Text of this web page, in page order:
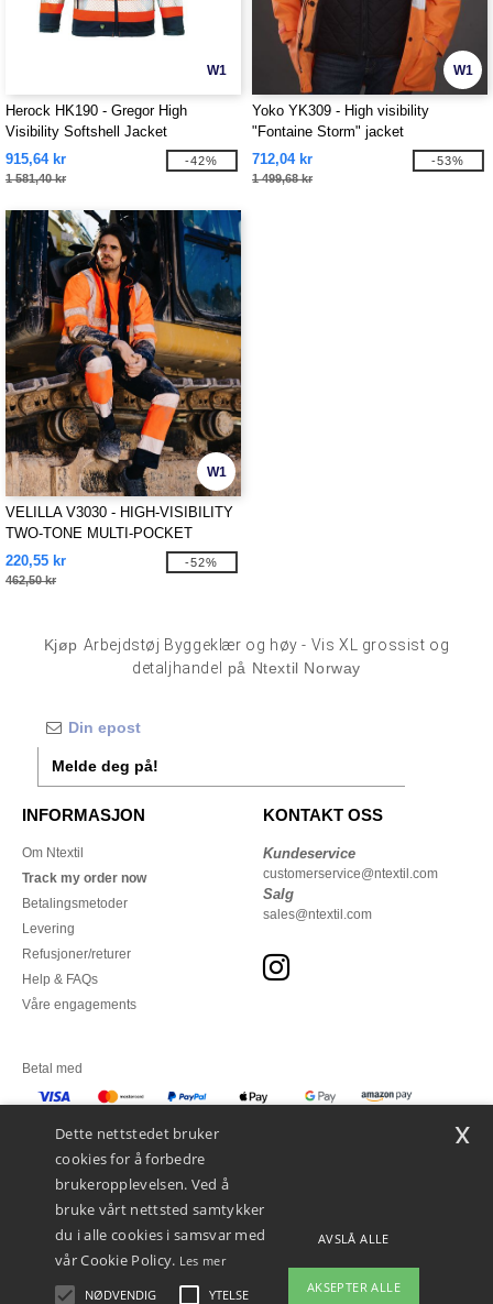
W1
Herock HK190 - Gregor High
Visibility Softshell Jacket
915,64 kr
1 581,40 kr
-42%
W1
Yoko YK309 - High visibility
"Fontaine Storm" jacket
712,04 kr
1 499,68 kr
-53%
W1
VELILLA V3030 - HIGH-VISIBILITY
TWO-TONE MULTI-POCKET
PANTS
220,55 kr
462,50 kr
-52%
Kjøp Arbejdstøj Byggeklær og høy - Vis XL grossist og
detaljhandel
på Ntextil Norway
Melde deg på!
INFORMASJON
Om Ntextil
Track my order now
Betalingsmetoder
Levering
Refusjoner/returer
Help & FAQs
Våre engagements
KONTAKT OSS
Kundeservice
customerservice@ntextil.com
Salg
sales@ntextil.com
Betal med
Dette nettstedet bruker
cookies for å forbedre
brukeropplevelsen. Ved å
bruke vårt nettsted samtykker
du i alle cookies i samsvar med
vår Cookie Policy. Les mer
NØDVENDIG YTELSE
AVSLÅ ALLE
AKSEPTER ALLE
x